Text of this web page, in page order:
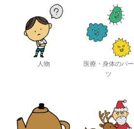
人物
医療・身体のパー
ツ